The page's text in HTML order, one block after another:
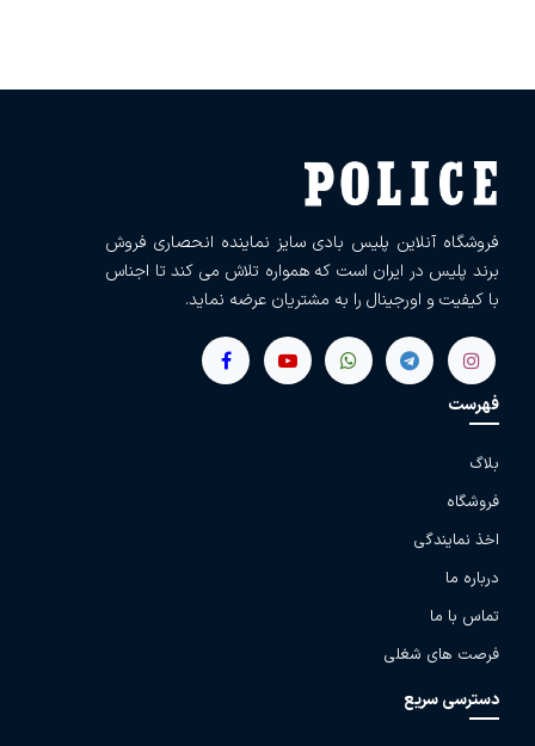
فروشگاه آنلاین پلیس بادی سایز نماینده انحصاری فروش
برند پلیس در ایران است که همواره تلاش می کند تا اجناس
با کیفیت و اورجینال را به مشتریان عرضه نماید.
فهرست
بلاگ
فروشگاه
اخذ نمایندگی
درباره ما
تماس با ما
فرصت های شغلی
دسترسی سریع